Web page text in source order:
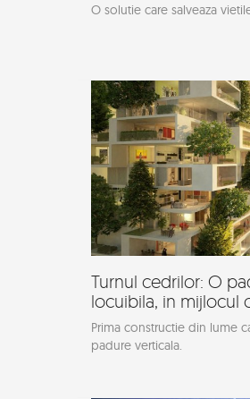
O solutie care salveaza
Turnul cedrilor: O
locuibila, in mijlocul
Prima constructie din lume
padure verticala.